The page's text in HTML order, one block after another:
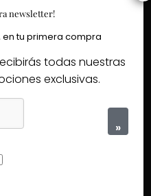
newsletter!
en tu primera compra
todas nuestras
exclusivas.
»